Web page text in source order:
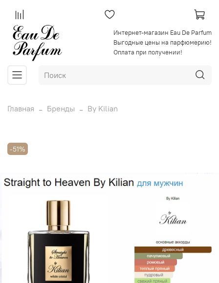
Интернет-магазин Eau De Parfum
Выгодные цены на парфюмерию!
Оплата при получении!
Главная Бренды By Kilian
-51%